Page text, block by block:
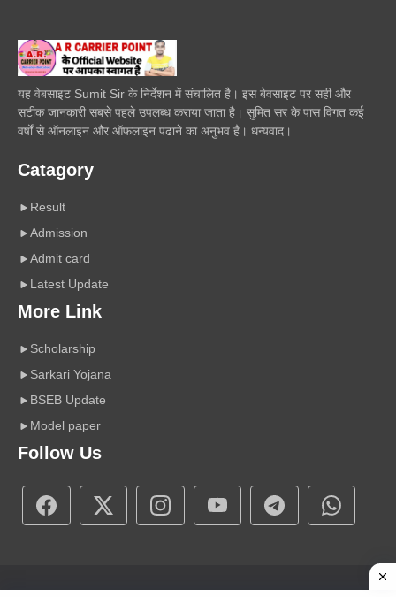
यह वेबसाइट Sumit Sir के निर्देशन में संचालित है। इस बेवसाइट पर सही और
सटीक जानकारी सबसे पहले उपलब्ध कराया जाता है। सुमित सर के पास विगत कई
वर्षों से ऑनलाइन और ऑफलाइन पढाने का अनुभव है। धन्यवाद।
Catagory
Result
Admission
Admit card
Latest Update
More Link
Scholarship
Sarkari Yojana
BSEB Update
Model paper
Follow Us